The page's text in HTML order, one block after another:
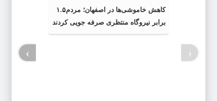
کاهش خاموشی‌ها در اصفهان؛ مردم۱.۵
برابر نیروگاه منتظری صرفه جویی کردند
‹
›